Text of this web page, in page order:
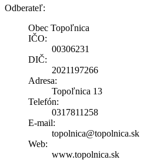
Odberateľ:
Obec Topoľnica
IČO:
00306231
DIČ:
2021197266
Adresa:
Topoľnica 13
Telefón:
0317811258
E-mail:
topolnica@topolnica.sk
Web:
www.topolnica.sk